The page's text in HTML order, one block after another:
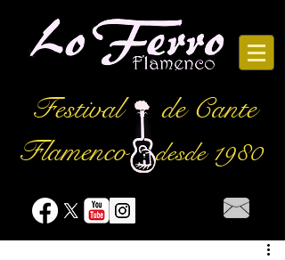
Festival
de Cante
Flamencodesde 1980